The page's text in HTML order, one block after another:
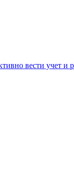
вести учет и